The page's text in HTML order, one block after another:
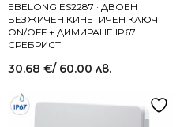
EBELONG ES2287 · ДВОЕН
БЕЗЖИЧЕН КИНЕТИЧЕН КЛЮЧ
ON/OFF + ДИМИРАНЕ IP67
СРЕБРИСТ
30.68 €/ 60.00 лв.